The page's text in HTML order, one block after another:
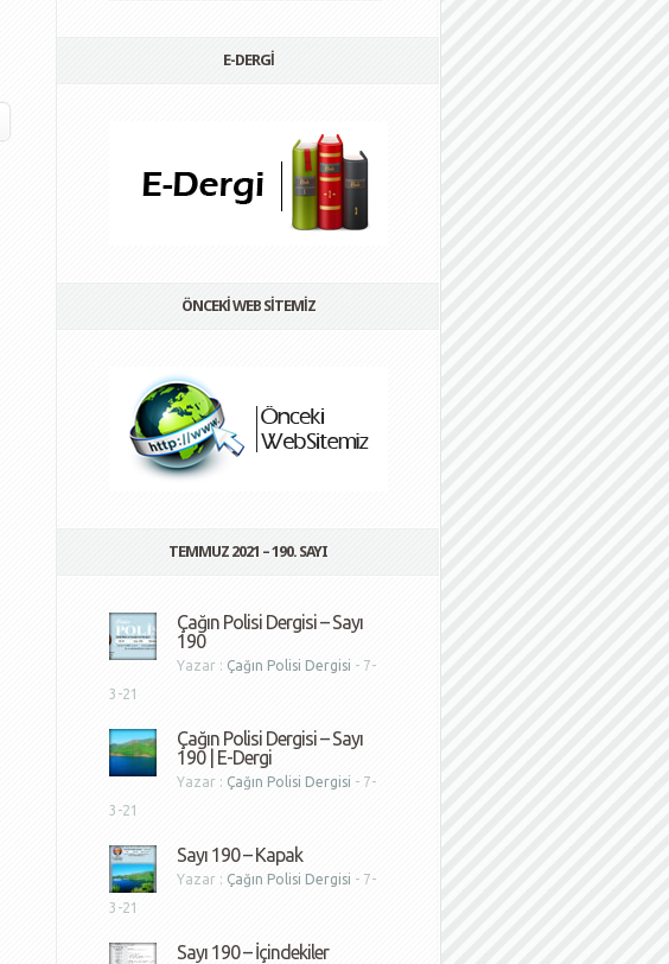
E-DERGİ
ÖNCEKİ WEB SİTEMİZ
TEMMUZ 2021 – 190. SAYI
Çağın Polisi Dergisi – Sayı
190
Yazar : Çağın Polisi Dergisi - 7-
3-21
Çağın Polisi Dergisi – Sayı
190 | E-Dergi
Yazar : Çağın Polisi Dergisi - 7-
3-21
Sayı 190 – Kapak
Yazar : Çağın Polisi Dergisi - 7-
3-21
Sayı 190 – İçindekiler